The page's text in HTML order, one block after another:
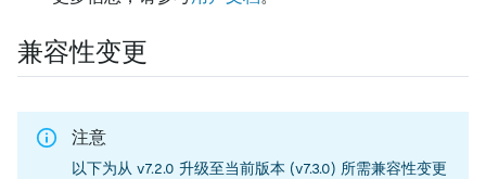
兼容性变更
注意
以下为从 v7.2.0 升级至当前版本 (v7.3.0) 所需兼容性变更